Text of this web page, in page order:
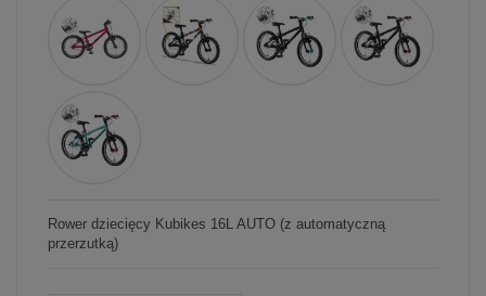
Rower dziecięcy Kubikes 16L AUTO (z automatyczną
przerzutką)